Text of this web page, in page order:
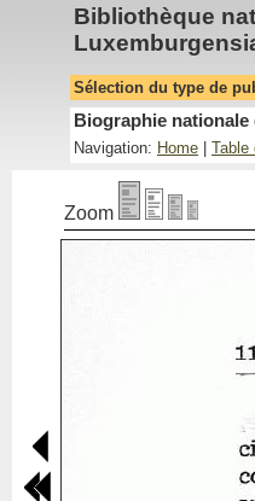
Bibliothèque
Sélection du type de
Biographie nationale
Navigation: Home Table
Zoom